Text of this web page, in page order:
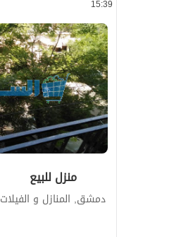
15:39
منزل للبيع
دمشق, المنازل و الفيلات